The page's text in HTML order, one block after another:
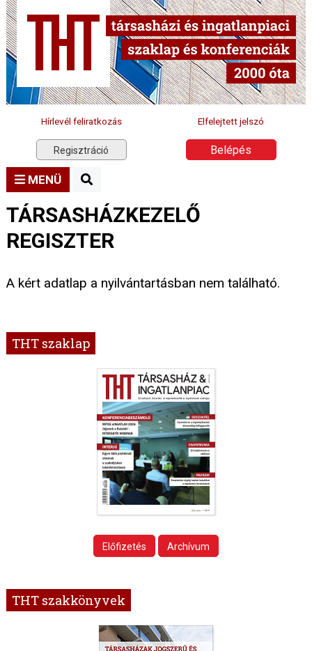
Hírlevél feliratkozás Elfelejtett jelszó
Regisztráció Belépés
MENÜ
TÁRSASHÁZKEZELŐ
REGISZTER
A kért adatlap a nyilvántartásban nem található.
THT szaklap
Előfizetés Archívum
THT szakkönyvek